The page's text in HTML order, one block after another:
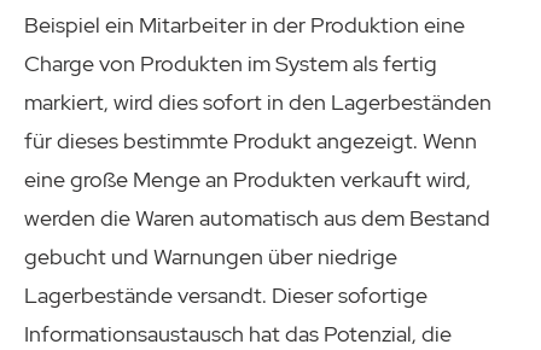
Beispiel ein Mitarbeiter in der Produktion eine
Charge von Produkten im System als fertig
markiert, wird dies sofort in den Lagerbeständen
für dieses bestimmte Produkt angezeigt. Wenn
eine große Menge an Produkten verkauft wird,
werden die Waren automatisch aus dem Bestand
gebucht und Warnungen über niedrige
Lagerbestände versandt. Dieser sofortige
Informationsaustausch hat das Potenzial, die